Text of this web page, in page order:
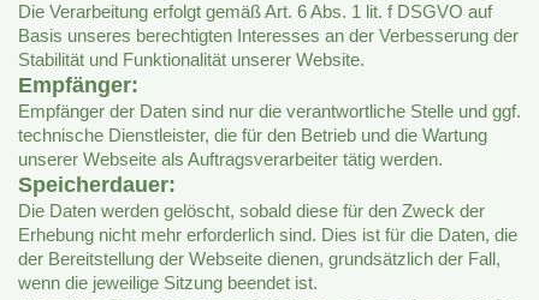
Die Verarbeitung erfolgt gemäß Art. 6 Abs. 1 lit. f DSGVO auf
Basis unseres berechtigten Interesses an der Verbesserung der
Stabilität und Funktionalität unserer Website.
Empfänger:
Empfänger der Daten sind nur die verantwortliche Stelle und ggf.
technische Dienstleister, die für den Betrieb und die Wartung
unserer Webseite als Auftragsverarbeiter tätig werden.
Speicherdauer:
Die Daten werden gelöscht, sobald diese für den Zweck der
Erhebung nicht mehr erforderlich sind. Dies ist für die Daten, die
der Bereitstellung der Webseite dienen, grundsätzlich der Fall,
wenn die jeweilige Sitzung beendet ist.